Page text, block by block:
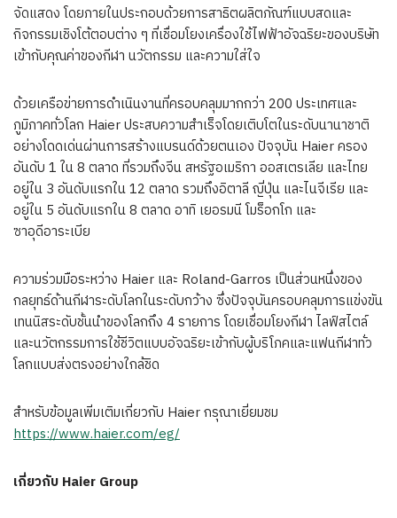
จัดแสดง โดยภายในประกอบด้วยการสาธิตผลิตภัณฑ์แบบสดและ
กิจกรรมเชิงโต้ตอบต่าง ๆ ที่เชื่อมโยงเครื่องใช้ไฟฟ้าอัจฉริยะของบริษัท
เข้ากับคุณค่าของกีฬา นวัตกรรม และความใส่ใจ
ด้วยเครือข่ายการดำเนินงานที่ครอบคลุมมากกว่า 200 ประเทศและ
ภูมิภาคทั่วโลก Haier ประสบความสำเร็จโดยเติบโตในระดับนานาชาติ
อย่างโดดเด่นผ่านการสร้างแบรนด์ด้วยตนเอง ปัจจุบัน Haier ครอง
อันดับ 1 ใน 8 ตลาด ที่รวมถึงจีน สหรัฐอเมริกา ออสเตรเลีย และไทย
อยู่ใน 3 อันดับแรกใน 12 ตลาด รวมถึงอิตาลี ญี่ปุ่น และไนจีเรีย และ
อยู่ใน 5 อันดับแรกใน 8 ตลาด อาทิ เยอรมนี โมร็อกโก และ
ซาอุดีอาระเบีย
ความร่วมมือระหว่าง Haier และ Roland-Garros เป็นส่วนหนึ่งของ
กลยุทธ์ด้านกีฬาระดับโลกในระดับกว้าง ซึ่งปัจจุบันครอบคลุมการแข่งขัน
เทนนิสระดับชั้นนำของโลกถึง 4 รายการ โดยเชื่อมโยงกีฬา ไลฟ์สไตล์
และนวัตกรรมการใช้ชีวิตแบบอัจฉริยะเข้ากับผู้บริโภคและแฟนกีฬาทั่ว
โลกแบบส่งตรงอย่างใกล้ชิด
สำหรับข้อมูลเพิ่มเติมเกี่ยวกับ Haier กรุณาเยี่ยมชม
https://www.haier.com/eg/
เกี่ยวกับ Haier Group